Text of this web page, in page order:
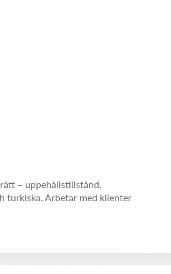
– uppehållstillstånd,
turkiska. Arbetar med klienter